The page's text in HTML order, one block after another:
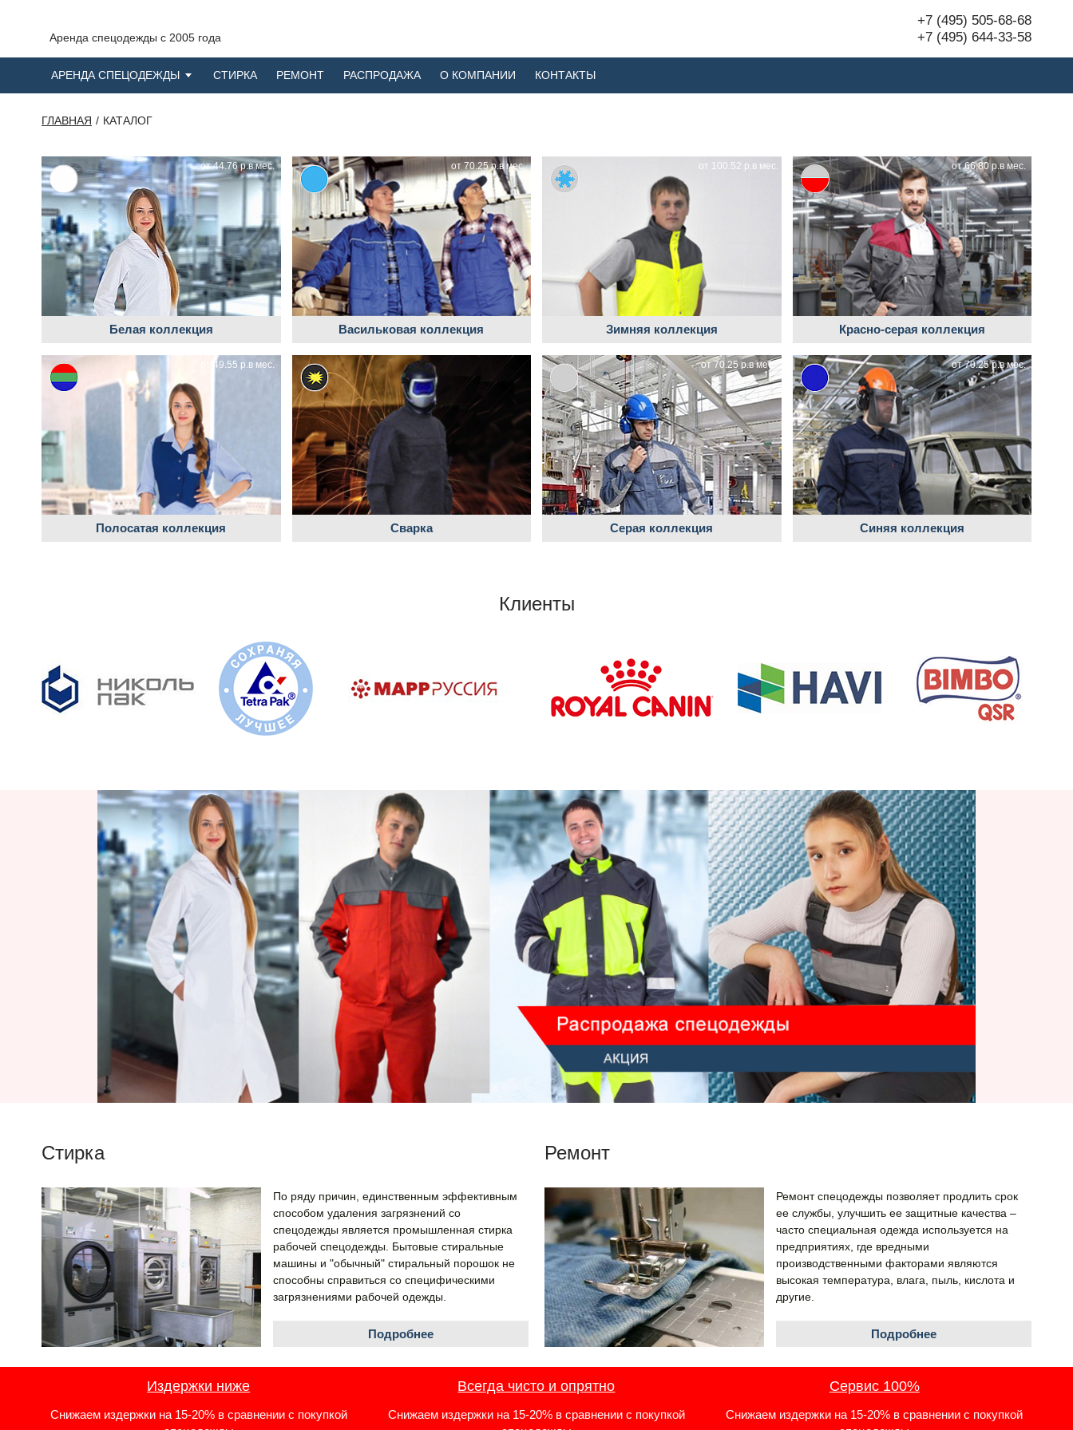
Аренда спецодежды с 2005 года
+7 (495) 505-68-68
+7 (495) 644-33-58
АРЕНДА СПЕЦОДЕЖДЫ СТИРКА РЕМОНТ РАСПРОДАЖА О КОМПАНИИ КОНТАКТЫ
ГЛАВНАЯ КАТАЛОГ
от 44.76 р.в мес.
Белая коллекция
от 70.25 р.в мес.
Васильковая коллекция
от 100.52 р.в мес.
Зимняя коллекция
от 66.80 р.в мес.
Красно-серая коллекция
от 49.55 р.в мес.
Полосатая коллекция Сварка
от 70.25 р.в мес.
Серая коллекция
от 70.25 р.в мес.
Синяя коллекция
Клиенты
Стирка
По ряду причин, единственным эффективным
способом удаления загрязнений со
спецодежды является промышленная стирка
рабочей спецодежды. Бытовые стиральные
машины и "обычный" стиральный порошок не
способны справиться со специфическими
загрязнениями рабочей одежды.
Подробнее
Ремонт
Ремонт спецодежды позволяет продлить срок
ее службы, улучшить ее защитные качества –
часто специальная одежда используется на
предприятиях, где вредными
производственными факторами являются
высокая температура, влага, пыль, кислота и
другие.
Подробнее
Издержки ниже
Снижаем издержки на 15-20% в сравнении с покупкой
Всегда чисто и опрятно
Снижаем издержки на 15-20% в сравнении с покупкой
Сервис 100%
Снижаем издержки на 15-20% в сравнении с покупкой